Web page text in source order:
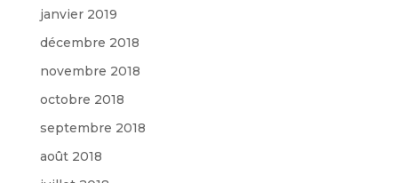
janvier 2019
décembre 2018
novembre 2018
octobre 2018
septembre 2018
août 2018